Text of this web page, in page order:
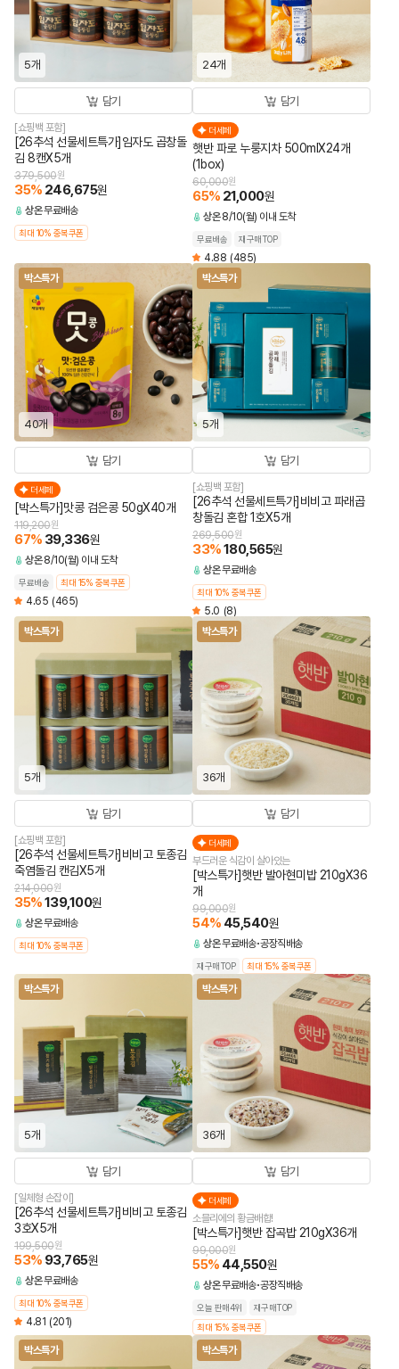
5개
담기
[쇼핑백 포함]
[26추석 선물세트특가]임자도 곱창돌
김 8캔X5개
379,500원
35% 246,675원
상온무료배송
최대 10% 중복쿠폰
24개
담기
더세페
햇반 파로 누룽지차 500mlX24개
(1box)
60,000원
65% 21,000원
상온 8/10(월) 이내 도착
무료배송 재구매TOP
4.88 (485)
박스특가
40개
담기
더세페
[박스특가]맛콩 검은콩 50gX40개
119,200원
67% 39,336원
상온 8/10(월) 이내 도착
무료배송 최대 15% 중복쿠폰
4.65 (465)
박스특가
5개
담기
[쇼핑백 포함]
[26추석 선물세트특가]비비고 파래곱
창돌김 혼합 1호X5개
269,500원
33%180,565원
상온무료배송
최대 10% 중복쿠폰
5.0 (8)
박스특가
5개
담기
[쇼핑백 포함]
[26추석 선물세트특가]비비고 토종김
죽염돌김 캔김X5개
214,000원
35%139,100원
상온무료배송
최대 10% 중복쿠폰
박스특가
36개
담기
더세페
부드러운 식감이 살아있는
[박스특가]햇반 발아현미밥 210gX36
개
99,000원
54% 45,540원
상온무료배송 공장직배송
재구매TOP 최대 15% 중복쿠폰
박스특가
5개
담기
[일체형 손잡이]
[26추석 선물세트특가]비비고 토종김
3호X5개
199,500원
53% 93,765원
상온무료배송
최대 10% 중복쿠폰
4.81 (201)
박스특가
36개
담기
더세페
소믈리에의 황금배합!
[박스특가]햇반 잡곡밥 210gX36개
99,000원
55% 44,550원
상온무료배송 공장직배송
오늘 판매4위
재구매TOP
최대 15% 중복쿠폰
박스특가 박스특가